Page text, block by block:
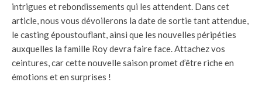
intrigues et rebondissements qui les attendent. Dans cet
article, nous vous dévoilerons la date de sortie tant attendue,
le casting époustouflant, ainsi que les nouvelles péripéties
auxquelles la famille Roy devra faire face. Attachez vos
ceintures, car cette nouvelle saison promet d’être riche en
émotions et en surprises !